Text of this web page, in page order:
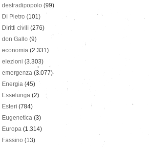
destradipopolo (99)
Di Pietro (101)
Diritti civili (276)
don Gallo (9)
economia (2.331)
elezioni (3.303)
emergenza (3.077)
Energia (45)
Esselunga (2)
Esteri (784)
Eugenetica (3)
Europa (1.314)
Fassino (13)